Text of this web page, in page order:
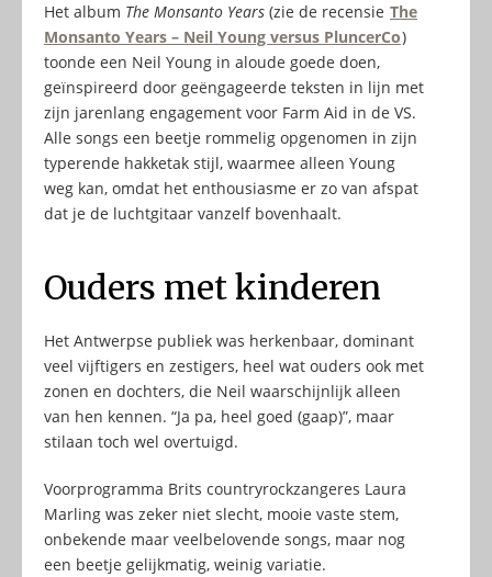
Het album The Monsanto Years (zie de recensie The
Monsanto Years – Neil Young versus PluncerCo)
toonde een Neil Young in aloude goede doen,
geïnspireerd door geëngageerde teksten in lijn met
zijn jarenlang engagement voor Farm Aid in de VS.
Alle songs een beetje rommelig opgenomen in zijn
typerende hakketak stijl, waarmee alleen Young
weg kan, omdat het enthousiasme er zo van afspat
dat je de luchtgitaar vanzelf bovenhaalt.
Ouders met kinderen
Het Antwerpse publiek was herkenbaar, dominant
veel vijftigers en zestigers, heel wat ouders ook met
zonen en dochters, die Neil waarschijnlijk alleen
van hen kennen. “Ja pa, heel goed (gaap)”, maar
stilaan toch wel overtuigd.
Voorprogramma Brits countryrockzangeres Laura
Marling was zeker niet slecht, mooie vaste stem,
onbekende maar veelbelovende songs, maar nog
een beetje gelijkmatig, weinig variatie.